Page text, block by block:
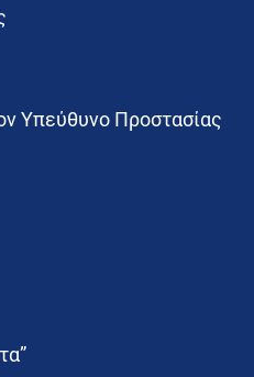
Υπεύθυνο Προστασίας